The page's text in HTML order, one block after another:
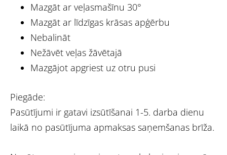
Mazgāt ar veļasmašīnu 30°
Mazgāt ar līdzīgas krāsas apģērbu
Nebalināt
Nežāvēt veļas žāvētajā
Mazgājot apgriest uz otru pusi
Piegāde:
Pasūtījumi ir gatavi izsūtīšanai 1-5. darba dienu
laikā no pasūtījuma apmaksas saņemšanas brīža.